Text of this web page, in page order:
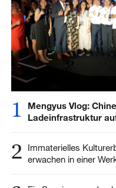
1
Mengyus Vlog:
Ladeinfrastruktur
2
Immaterielles
erwachen in einer